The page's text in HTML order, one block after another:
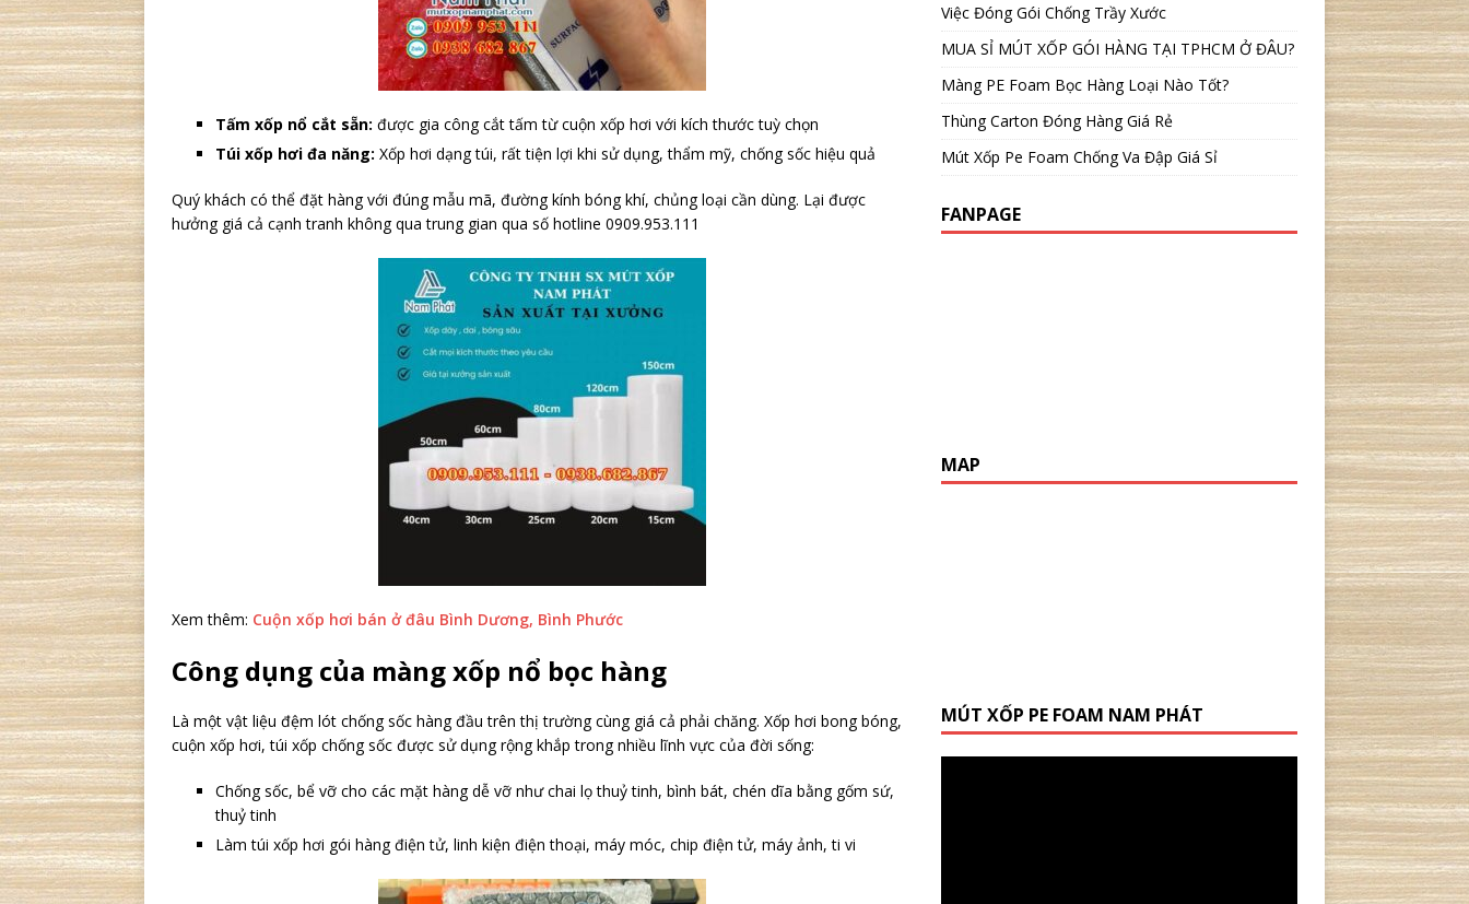
Tấm xốp nổ cắt sẵn: được gia công cắt tấm từ cuộn xốp hơi với kích thước tuỳ chọn
Túi xốp hơi đa năng: Xốp hơi dạng túi, rất tiện lợi khi sử dụng, thẩm mỹ, chống sốc hiệu quả
Quý khách có thể đặt hàng với đúng mẫu mã, đường kính bóng khí, chủng loại cần dùng. Lại được
hưởng giá cả cạnh tranh không qua trung gian qua số hotline 0909.953.111
Xem thêm: Cuộn xốp hơi bán ở đâu Bình Dương, Bình Phước
Công dụng của màng xốp nổ bọc hàng
Là một vật liệu đệm lót chống sốc hàng đầu trên thị trường cùng giá cả phải chăng. Xốp hơi bong bóng,
cuộn xốp hơi, túi xốp chống sốc được sử dụng rộng khắp trong nhiều lĩnh vực của đời sống:
Chống sốc, bể vỡ cho các mặt hàng dễ vỡ như chai lọ thuỷ tinh, bình bát, chén dĩa bằng gốm sứ,
thuỷ tinh
Làm túi xốp hơi gói hàng điện tử, linh kiện điện thoại, máy móc, chip điện tử, máy ảnh, ti vi
Việc Đóng Gói Chống Trầy Xước
MUA SỈ MÚT XỐP GÓI HÀNG TẠI TPHCM Ở ĐÂU?
Màng PE Foam Bọc Hàng Loại Nào Tốt?
Thùng Carton Đóng Hàng Giá Rẻ
Mút Xốp Pe Foam Chống Va Đập Giá Sỉ
FANPAGE
MAP
MÚT XỐP PE FOAM NAM PHÁT